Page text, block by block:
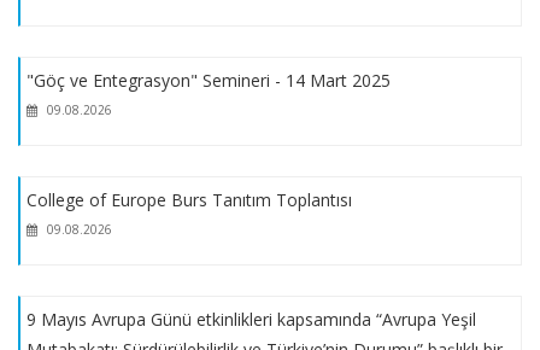
MARMARA ÜNİVERSİTESİ YEMEK BURSU
2025-2026 EĞİTİM ÖĞRETİM GÜZ YARIYILINDA KESİN KAYIT
HAKKI KAZANAN YEDEK ADAY LİSTESİ
LİSANSÜSTÜ BOŞ KONTENJAN BİLGİLERİ
"Göç ve Entegrasyon" Semineri - 14 Mart 2025
09.08.2026
College of Europe Burs Tanıtım Toplantısı
09.08.2026
9 Mayıs Avrupa Günü etkinlikleri kapsamında “Avrupa Yeşil